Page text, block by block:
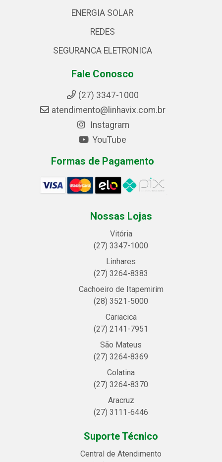
ENERGIA SOLAR
REDES
SEGURANCA ELETRONICA
Fale Conosco
(27) 3347-1000
atendimento@linhavix.com.br
Instagram
YouTube
Formas de Pagamento
Nossas Lojas
Vitória
(27) 3347-1000
Linhares
(27) 3264-8383
Cachoeiro de Itapemirim
(28) 3521-5000
Cariacica
(27) 2141-7951
São Mateus
(27) 3264-8369
Colatina
(27) 3264-8370
Aracruz
(27) 3111-6446
Suporte Técnico
Central de Atendimento